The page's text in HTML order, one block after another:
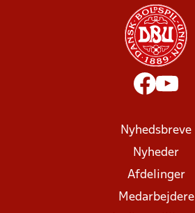
Nyhedsbreve
Nyheder
Afdelinger
Medarbejdere